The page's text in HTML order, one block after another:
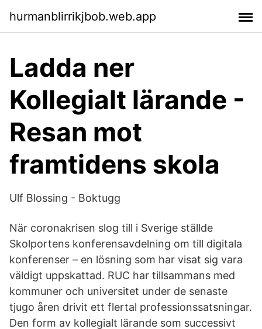
hurmanblirrikjbob.web.app
Ladda ner
Kollegialt lärande -
Resan mot
framtidens skola
Ulf Blossing - Boktugg
När coronakrisen slog till i Sverige ställde
Skolportens konferensavdelning om till digitala
konferenser – en lösning som har visat sig vara
väldigt uppskattad. RUC har tillsammans med
kommuner och universitet under de senaste
tjugo åren drivit ett flertal professionssatsningar.
Den form av kollegialt lärande som successivt